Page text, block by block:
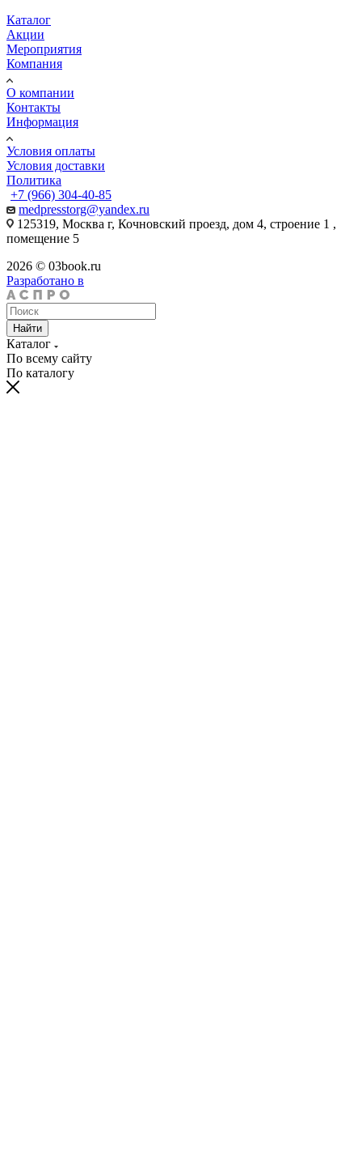
Каталог
Акции
Мероприятия
Компания
О компании
Контакты
Информация
Условия оплаты
Условия доставки
Политика
+7 (966) 304-40-85
medpresstorg@yandex.ru
125319, Москва г, Кочновский проезд, дом 4, строение 1 ,
помещение 5
2026 © 03book.ru
Разработано в
Найти
Каталог
По всему сайту
По каталогу